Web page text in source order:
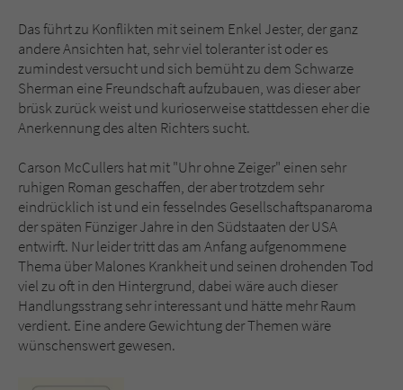
Das führt zu Konflikten mit seinem Enkel Jester, der ganz
andere Ansichten hat, sehr viel toleranter ist oder es
zumindest versucht und sich bemüht zu dem Schwarze
Sherman eine Freundschaft aufzubauen, was dieser aber
brüsk zurück weist und kurioserweise stattdessen eher die
Anerkennung des alten Richters sucht.
Carson McCullers hat mit "Uhr ohne Zeiger" einen sehr
ruhigen Roman geschaffen, der aber trotzdem sehr
eindrücklich ist und ein fesselndes Gesellschaftspanaroma
der späten Fünziger Jahre in den Südstaaten der USA
entwirft. Nur leider tritt das am Anfang aufgenommene
Thema über Malones Krankheit und seinen drohenden Tod
viel zu oft in den Hintergrund, dabei wäre auch dieser
Handlungsstrang sehr interessant und hätte mehr Raum
verdient. Eine andere Gewichtung der Themen wäre
wünschenswert gewesen.